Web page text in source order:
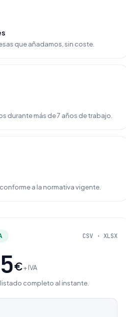
que añadamos, sin coste.
durante más de 7 años de trabajo.
a la normativa vigente.
CSV · XLSX
€+ IVA
completo al instante.